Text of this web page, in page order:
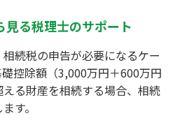
る税理士のサポート
続税の申告が必要になるケー
控除額（3,000万円＋600万円
る財産を相続する場合、相続
す。